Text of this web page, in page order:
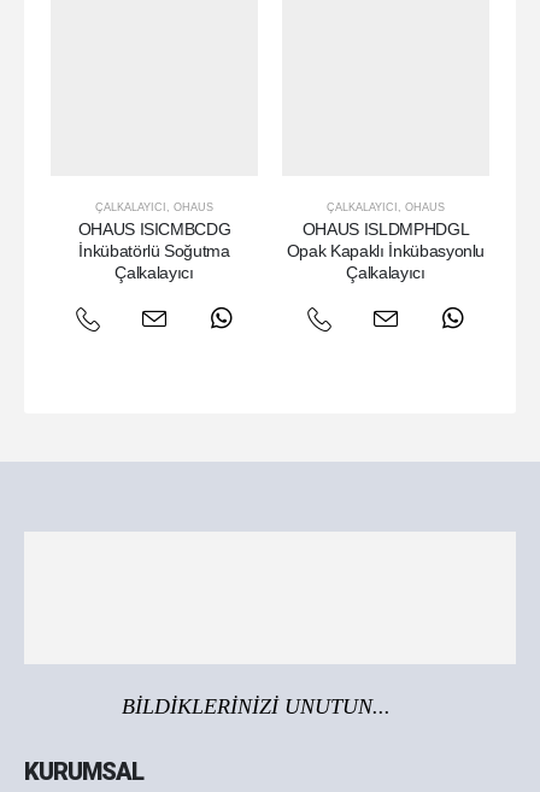
ÇALKALAYICI , OHAUS
OHAUS ISICMBCDG
İnkübatörlü Soğutma
Çalkalayıcı
ÇALKALAYICI , OHAUS
OHAUS ISLDMPHDGL
Opak Kapaklı İnkübasyonlu
Çalkalayıcı
BİLDİKLERİNİZİ UNUTUN...
KURUMSAL